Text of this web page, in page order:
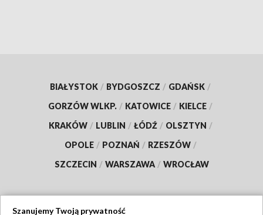
BIAŁYSTOK / BYDGOSZCZ / GDAŃSK /
GORZÓW WLKP. / KATOWICE / KIELCE /
KRAKÓW / LUBLIN / ŁÓDŹ / OLSZTYN /
OPOLE / POZNAŃ / RZESZÓW /
SZCZECIN / WARSZAWA / WROCŁAW
Szanujemy Twoją prywatność